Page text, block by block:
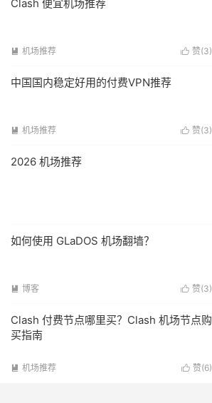
Clash 便宜机场推荐
 赞(3)
 机场推荐
中国国内稳定好用的付费VPN推荐
 赞(3)
 机场推荐
2026 机场推荐
如何使用 GLaDOS 机场翻墙？
 赞(3)
 博客
Clash 付费节点哪里买？Clash 机场节点购
买指南
 赞(6)
 机场推荐